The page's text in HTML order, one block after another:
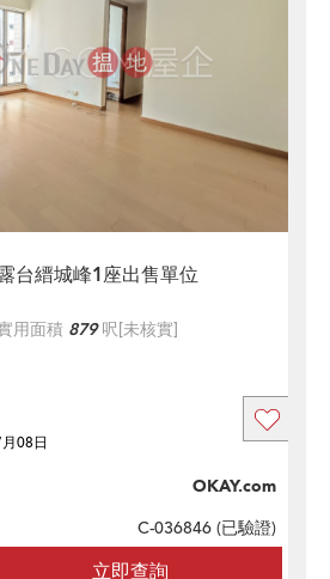
台縉城峰1座出售單位
用面積 879呎[未核實]
立即查詢
OKAY.com
C-036846 (已驗證)
08日